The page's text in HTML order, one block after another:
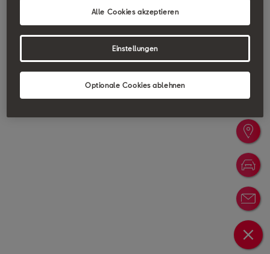
Optionale Cookies ablehnen
Alle Cookies akzeptieren
Einstellungen